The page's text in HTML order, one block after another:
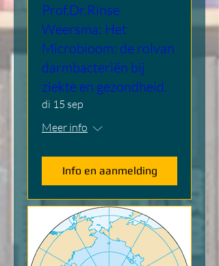
Prof.Dr.Rinse
Weersma: Het
Microbioom: de rolvan
darmbacteriën bij
ziekte en gezondheid.
di 15 sep
Meer info
Info en aanmelding